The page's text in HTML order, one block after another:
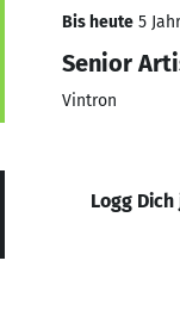
Bis heute 5
Senior
Vintron
Logg